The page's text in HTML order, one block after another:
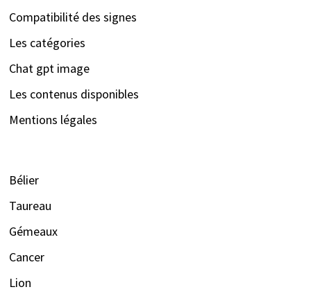
Compatibilité des signes
Les catégories
Chat gpt image
Les contenus disponibles
Mentions légales
Bélier
Taureau
Gémeaux
Cancer
Lion